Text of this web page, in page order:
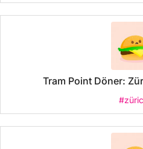
Tram Point Döner: